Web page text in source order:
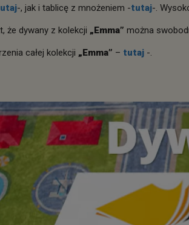
-, jak i tablicę z mnożeniem -tutaj-.
że dywany z kolekcji „Emma” można
całej kolekcji „Emma” – tutaj -.